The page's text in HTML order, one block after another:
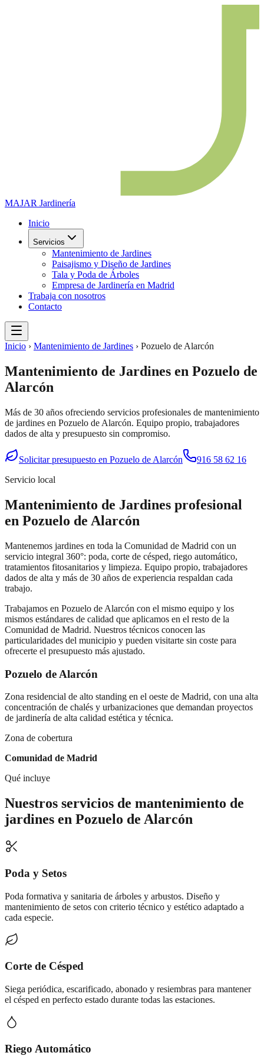
MAJAR Jardinería
Inicio
Servicios
Mantenimiento de Jardines
Paisajismo y Diseño de Jardines
Tala y Poda de Árboles
Empresa de Jardinería en Madrid
Trabaja con nosotros
Contacto
Inicio › Mantenimiento de Jardines › Pozuelo de Alarcón
Mantenimiento de Jardines en Pozuelo de
Alarcón
Más de 30 años ofreciendo servicios profesionales de mantenimiento
de jardines en Pozuelo de Alarcón. Equipo propio, trabajadores
dados de alta y presupuesto sin compromiso.
Solicitar presupuesto en Pozuelo de Alarcón
916 58 62 16
Servicio local
Mantenimiento de Jardines profesional
en Pozuelo de Alarcón
Mantenemos jardines en toda la Comunidad de Madrid con un
servicio integral 360°: poda, corte de césped, riego automático,
tratamientos fitosanitarios y limpieza. Equipo propio, trabajadores
dados de alta y más de 30 años de experiencia respaldan cada
trabajo.
Trabajamos en Pozuelo de Alarcón con el mismo equipo y los
mismos estándares de calidad que aplicamos en el resto de la
Comunidad de Madrid. Nuestros técnicos conocen las
particularidades del municipio y pueden visitarte sin coste para
ofrecerte el presupuesto más ajustado.
Pozuelo de Alarcón
Zona residencial de alto standing en el oeste de Madrid, con una alta
concentración de chalés y urbanizaciones que demandan proyectos
de jardinería de alta calidad estética y técnica.
Zona de cobertura
Comunidad de Madrid
Qué incluye
Nuestros servicios de mantenimiento de
jardines en Pozuelo de Alarcón
Poda y Setos
Poda formativa y sanitaria de árboles y arbustos. Diseño y
mantenimiento de setos con criterio técnico y estético adaptado a
cada especie.
Corte de Césped
Siega periódica, escarificado, abonado y resiembras para mantener
el césped en perfecto estado durante todas las estaciones.
Riego Automático